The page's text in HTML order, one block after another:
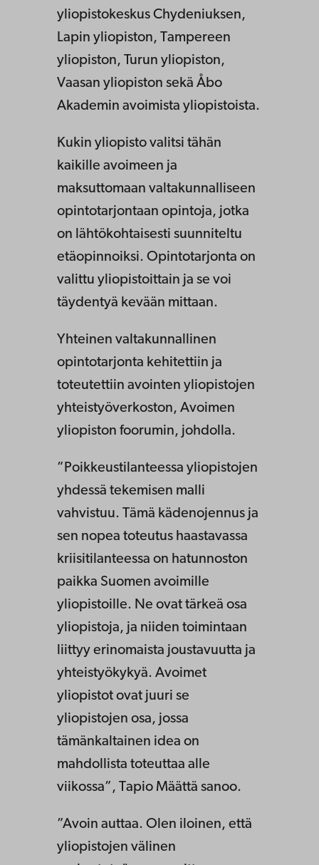
yliopistokeskus Chydeniuksen,
Lapin yliopiston, Tampereen
yliopiston, Turun yliopiston,
Vaasan yliopiston sekä Åbo
Akademin avoimista yliopistoista.
Kukin yliopisto valitsi tähän
kaikille avoimeen ja
maksuttomaan valtakunnalliseen
opintotarjontaan opintoja, jotka
on lähtökohtaisesti suunniteltu
etäopinnoiksi. Opintotarjonta on
valittu yliopistoittain ja se voi
täydentyä kevään mittaan.
Yhteinen valtakunnallinen
opintotarjonta kehitettiin ja
toteutettiin avointen yliopistojen
yhteistyöverkoston, Avoimen
yliopiston foorumin, johdolla.
”Poikkeustilanteessa yliopistojen
yhdessä tekemisen malli
vahvistuu. Tämä kädenojennus ja
sen nopea toteutus haastavassa
kriisitilanteessa on hatunnoston
paikka Suomen avoimille
yliopistoille. Ne ovat tärkeä osa
yliopistoja, ja niiden toimintaan
liittyy erinomaista joustavuutta ja
yhteistyökykyä. Avoimet
yliopistot ovat juuri se
yliopistojen osa, jossa
tämänkaltainen idea on
mahdollista toteuttaa alle
viikossa”, Tapio Määttä sanoo.
”Avoin auttaa. Olen iloinen, että
yliopistojen välinen